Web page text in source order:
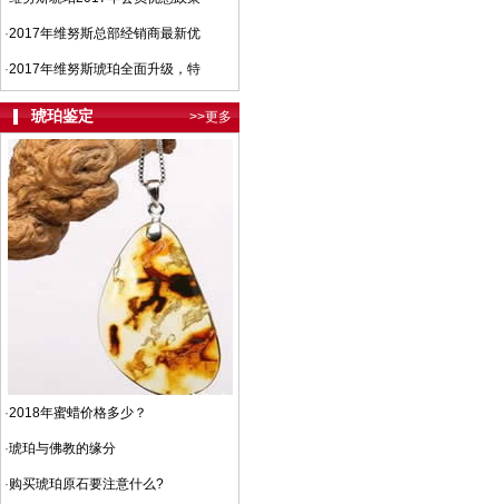
·2017年维努斯总部经销商最新优
·2017年维努斯琥珀全面升级，特
琥珀鉴定 >>更多
·2018年蜜蜡价格多少？
·琥珀与佛教的缘分
·购买琥珀原石要注意什么?